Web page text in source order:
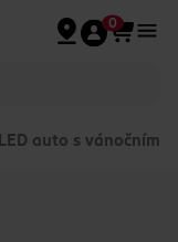
0
LED auto s vánočním